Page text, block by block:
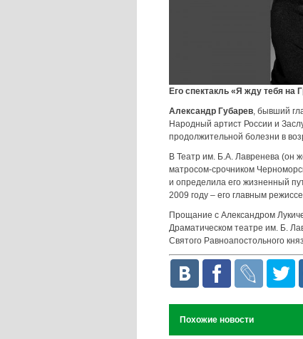
Его спектакль «Я жду тебя на
Александр Губарев , бывший
Народный артист России и
продолжительной болезни в
В Театр им. Б.А. Лавренева (он
матросом-срочником
и определила его жизненный
2009 году – его главным
Прощание с Александром
Драматическом театре им. Б.
Святого Равноапостольного
Похожие новости